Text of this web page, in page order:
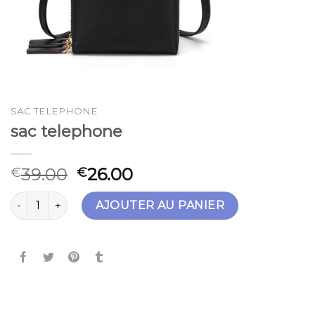
SAC TELEPHONE
sac telephone
€39.00 €26.00
quantité de sac telephoneAJOUTER AU PANIER